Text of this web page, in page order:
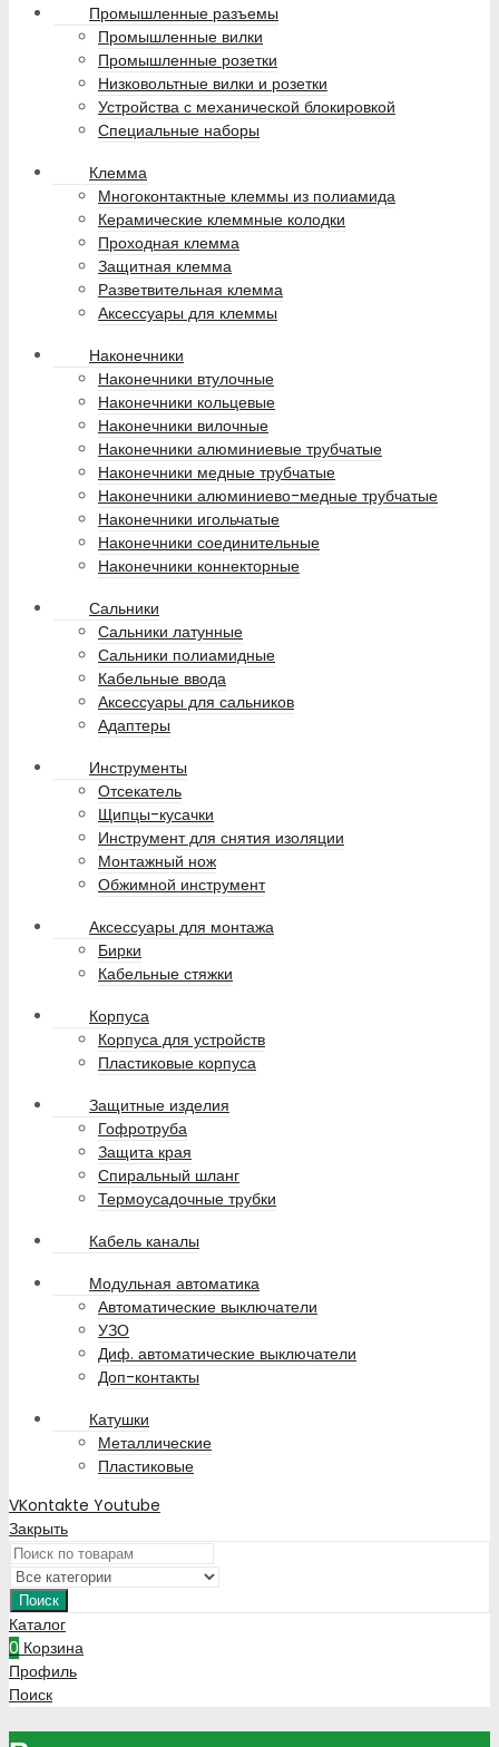
Промышленные разъемы
Промышленные вилки
Промышленные розетки
Низковольтные вилки и розетки
Устройства с механической блокировкой
Специальные наборы
Клемма
Многоконтактные клеммы из полиамида
Керамические клеммные колодки
Проходная клемма
Защитная клемма
Разветвительная клемма
Аксессуары для клеммы
Наконечники
Наконечники втулочные
Наконечники кольцевые
Наконечники вилочные
Наконечники алюминиевые трубчатые
Наконечники медные трубчатые
Наконечники алюминиево-медные трубчатые
Наконечники игольчатые
Наконечники соединительные
Наконечники коннекторные
Сальники
Сальники латунные
Сальники полиамидные
Кабельные ввода
Аксессуары для сальников
Адаптеры
Инструменты
Отсекатель
Щипцы-кусачки
Инструмент для снятия изоляции
Монтажный нож
Обжимной инструмент
Аксессуары для монтажа
Бирки
Кабельные стяжки
Корпуса
Корпуса для устройств
Пластиковые корпуса
Защитные изделия
Гофротруба
Защита края
Спиральный шланг
Термоусадочные трубки
Кабель каналы
Модульная автоматика
Автоматические выключатели
УЗО
Диф. автоматические выключатели
Доп-контакты
Катушки
Металлические
Пластиковые
VKontakte Youtube
Закрыть
Поиск
Каталог
0 Корзина
Профиль
Поиск